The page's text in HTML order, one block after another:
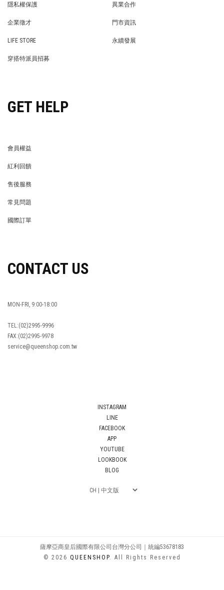
隱私權保護
異業合作
企業徵才
門市資訊
LIFE STORE
永續發展
穿搭特派員招募
GET HELP
會員權益
紅利回饋
售後服務
常見問題
國際訂單
CONTACT US
MON-FRI, 9:00-18:00
TEL:(02)2995-9996
FAX:(02)2995-9978
service@queenshop.com.tw
INSTAGRAM
LINE
FACEBOOK
APP
YOUTUBE
LOOKBOOK
BLOG
薩摩亞商皇后國際有限公司台灣分公司｜統編53678183
© 2026 QUEENSHOP. All Rights Reserved